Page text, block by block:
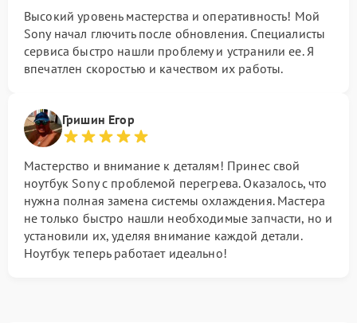
Высокий уровень мастерства и оперативность! Мой
Sony начал глючить после обновления. Специалисты
сервиса быстро нашли проблему и устранили ее. Я
впечатлен скоростью и качеством их работы.
Гришин Егор
Мастерство и внимание к деталям! Принес свой
ноутбук Sony с проблемой перегрева. Оказалось, что
нужна полная замена системы охлаждения. Мастера
не только быстро нашли необходимые запчасти, но и
установили их, уделяя внимание каждой детали.
Ноутбук теперь работает идеально!